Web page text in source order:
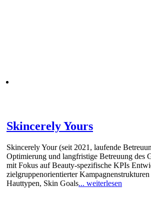
Skincerely Yours
Skincerely Your (seit 2021, laufende
Optimierung und langfristige Betreuung des
mit Fokus auf Beauty-spezifische KPIs
zielgruppenorientierter
Hauttypen, Skin Goals... weiterlesen